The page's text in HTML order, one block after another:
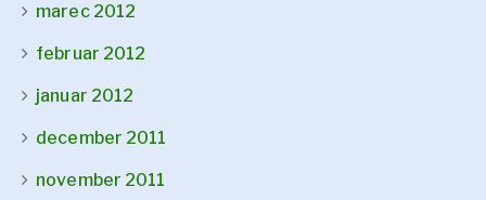
marec 2012
februar 2012
januar 2012
december 2011
november 2011